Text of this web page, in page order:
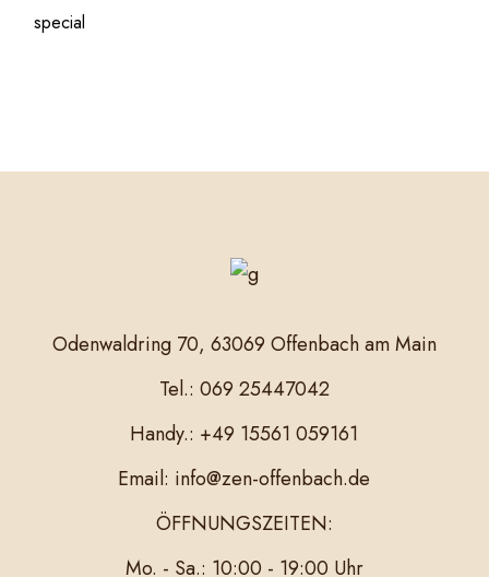
special
Odenwaldring 70, 63069 Offenbach am Main
Tel.: 069 25447042
Handy.: +49 15561 059161
Email: info@zen-offenbach.de
ÖFFNUNGSZEITEN:
Mo. - Sa.: 10:00 - 19:00 Uhr